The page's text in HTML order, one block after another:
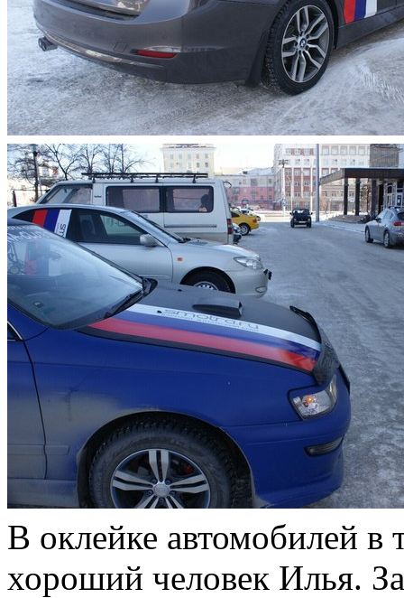
В оклейке автомобилей
хороший человек Илья.